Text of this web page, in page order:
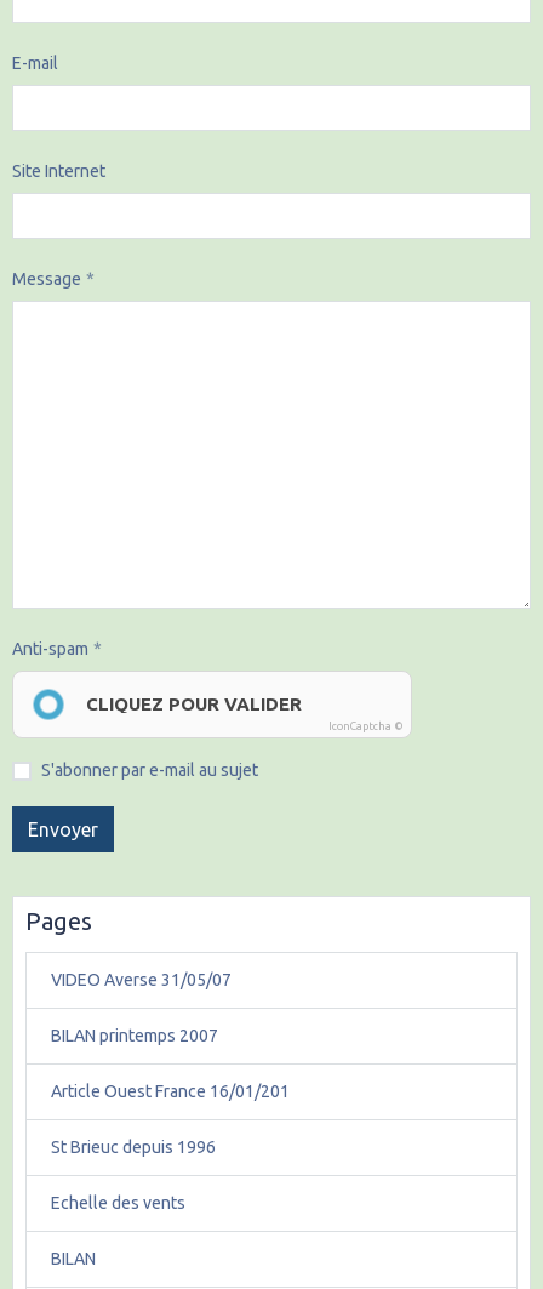
E-mail
Site Internet
Message
Anti-spam
CLIQUEZ POUR VALIDER
IconCaptcha ©
S'abonner par e-mail au sujet
Envoyer
Pages
VIDEO Averse 31/05/07
BILAN printemps 2007
Article Ouest France 16/01/201
St Brieuc depuis 1996
Echelle des vents
BILAN